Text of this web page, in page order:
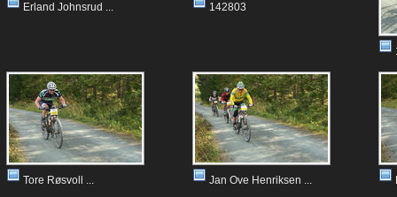
Erland Johnsrud ... 142803
Tore Røsvoll ... Jan Ove Henriksen ...